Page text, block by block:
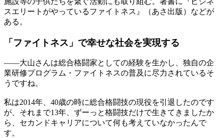
スエリートがやっているファイトネス』（あさ出版）などが
ある。
「ファイトネス」で幸せな社会を実現する
——大山さんは総合格闘家としての経験を生かし、独自の企
業研修プログラム・ファイトネスの普及に尽力されているそ
うですね。
私は2014年、40歳の時に総合格闘技の現役を引退したのです
が、それまで13年、ずーっと格闘技だけで生きてきましたか
ら、セカンドキャリアについて何も考えていなかったんで
す。